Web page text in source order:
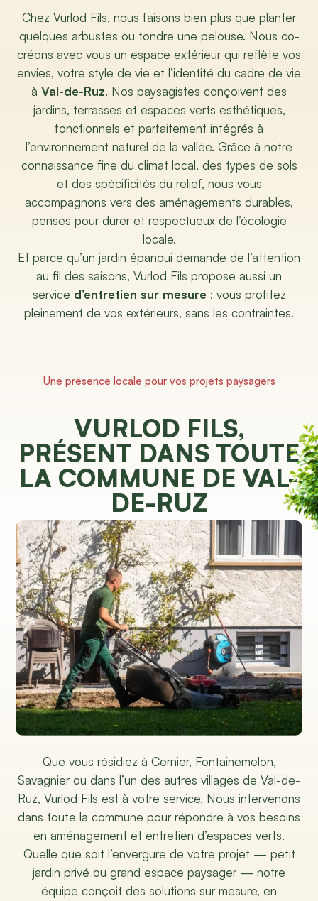
Chez Vurlod Fils, nous faisons bien plus que planter
quelques arbustes ou tondre une pelouse. Nous co-
créons avec vous un espace extérieur qui reflète vos
envies, votre style de vie et l’identité du cadre de vie
à Val-de-Ruz. Nos paysagistes conçoivent des
jardins, terrasses et espaces verts esthétiques,
fonctionnels et parfaitement intégrés à
l’environnement naturel de la vallée. Grâce à notre
connaissance fine du climat local, des types de sols
et des spécificités du relief, nous vous
accompagnons vers des aménagements durables,
pensés pour durer et respectueux de l’écologie
locale.
Et parce qu’un jardin épanoui demande de l’attention
au fil des saisons, Vurlod Fils propose aussi un
service d’entretien sur mesure : vous profitez
pleinement de vos extérieurs, sans les contraintes.
Une présence locale pour vos projets paysagers
VURLOD FILS,
PRÉSENT DANS TOUTE
LA COMMUNE DE VAL-
DE-RUZ
Que vous résidiez à Cernier, Fontainemelon,
Savagnier ou dans l’un des autres villages de Val-de-
Ruz, Vurlod Fils est à votre service. Nous intervenons
dans toute la commune pour répondre à vos besoins
en aménagement et entretien d’espaces verts.
Quelle que soit l’envergure de votre projet — petit
jardin privé ou grand espace paysager — notre
équipe conçoit des solutions sur mesure, en